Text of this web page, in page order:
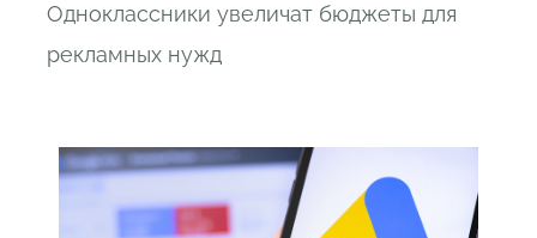
Одноклассники увеличат бюджеты для
рекламных нужд